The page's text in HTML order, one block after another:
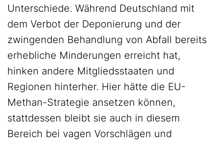
Unterschiede. Während Deutschland mit
dem Verbot der Deponierung und der
zwingenden Behandlung von Abfall bereits
erhebliche Minderungen erreicht hat,
hinken andere Mitgliedsstaaten und
Regionen hinterher. Hier hätte die EU-
Methan-Strategie ansetzen können,
stattdessen bleibt sie auch in diesem
Bereich bei vagen Vorschlägen und